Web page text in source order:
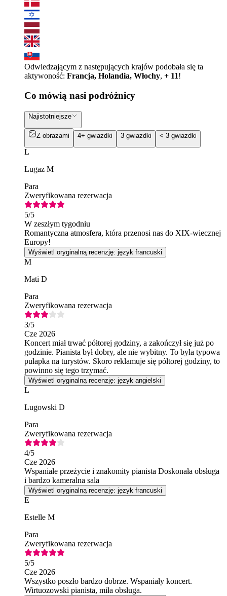
Odwiedzającym z następujących krajów podobała się ta
aktywoność: Francja, Holandia, Włochy, + 11!
Co mówią nasi podróżnicy
Najistotniejsze
Z obrazami 4+ gwiazdki 3 gwiazdki < 3 gwiazdki
L
Lugaz M
Para
Zweryfikowana rezerwacja
5/5
W zeszłym tygodniu
Romantyczna atmosfera, która przenosi nas do XIX-wiecznej
Europy!
Wyświetl oryginalną recenzję: język francuski
M
Mati D
Para
Zweryfikowana rezerwacja
3/5
Cze 2026
Koncert miał trwać półtorej godziny, a zakończył się już po
godzinie. Pianista był dobry, ale nie wybitny. To była typowa
pułapka na turystów. Skoro reklamuje się półtorej godziny, to
powinno się tego trzymać.
Wyświetl oryginalną recenzję: język angielski
L
Lugowski D
Para
Zweryfikowana rezerwacja
4/5
Cze 2026
Wspaniałe przeżycie i znakomity pianista Doskonała obsługa
i bardzo kameralna sala
Wyświetl oryginalną recenzję: język francuski
E
Estelle M
Para
Zweryfikowana rezerwacja
5/5
Cze 2026
Wszystko poszło bardzo dobrze. Wspaniały koncert.
Wirtuozowski pianista, miła obsługa.